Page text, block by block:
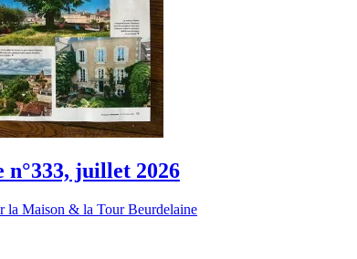
juillet 2026
la Maison & la Tour Beurdelaine